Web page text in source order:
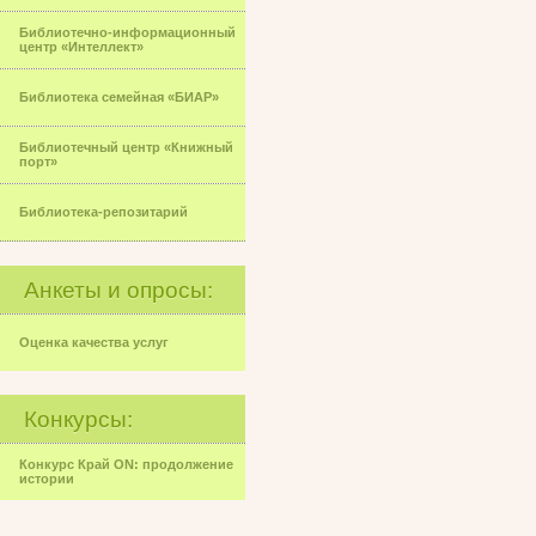
Библиотечно-информационный
центр «Интеллект»
Библиотека семейная «БИАР»
Библиотечный центр «Книжный
порт»
Библиотека-репозитарий
Анкеты и опросы:
Оценка качества услуг
Конкурсы:
Конкурс Край ON: продолжение
истории